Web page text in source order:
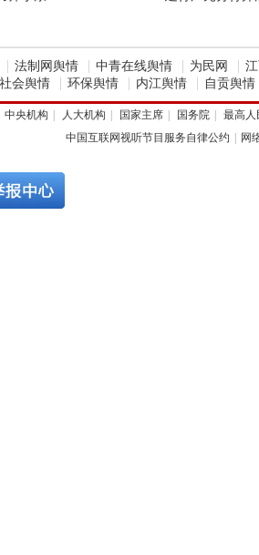
| 法制网舆情 | 中青在线舆情 | 为民网 |
社会舆情 | 环保舆情 | 内江舆情 | 自贡舆情
中央机构 人大机构 国家主席 国务院
最高人
中国互联网视听节目服务自律公约
网